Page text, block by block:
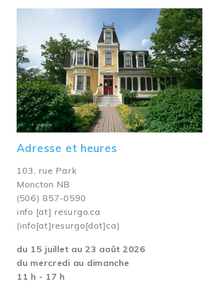
Adresse et heures
103, rue Park
Moncton NB
(506) 857-0590
info [at] resurgo.ca
(info[at]resurgo[dot]ca)
du 15 juillet au 23 août 2026
du mercredi au dimanche
11 h - 17 h